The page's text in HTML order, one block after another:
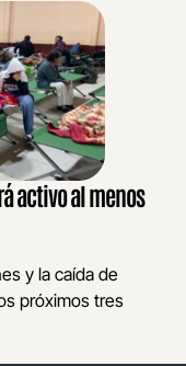
activo al menos
y la caída de
próximos tres